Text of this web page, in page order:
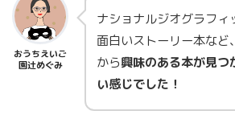
おうちえいご
園辻めぐみ
ナショナルジオグラフィ
面白いストーリー本など
から興味のある本が見つ
い感じでした！